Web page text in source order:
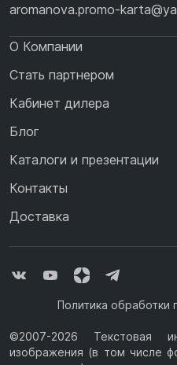
aromanova.promo-
О Компании
Стать партнером
Кабинет дилера
Блог
Каталоги и презентации
Контакты
Доставка
Политика обработки
©2007-2026 Текстовая
изображения (в том числе